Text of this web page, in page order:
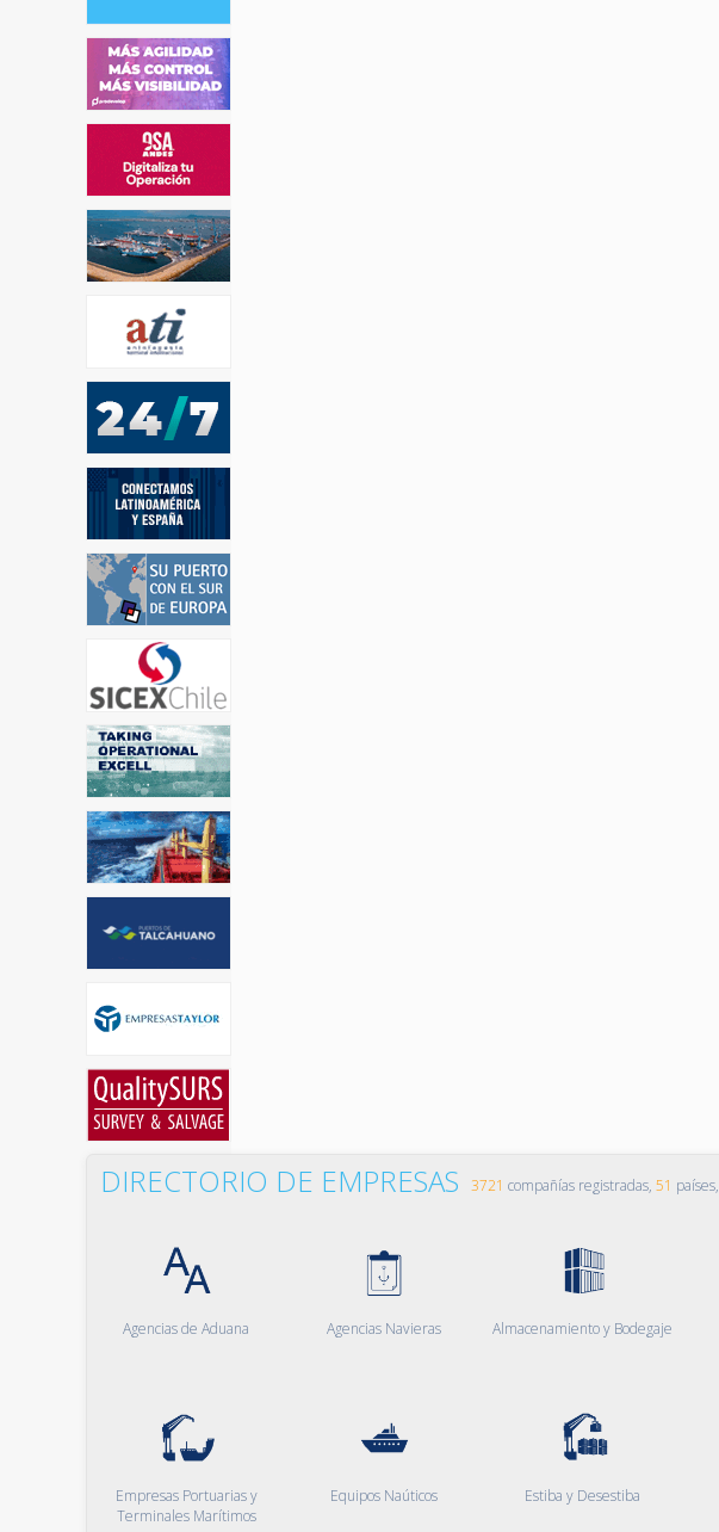
DIRECTORIO DE EMPRESAS 3721 compañías registradas, 51 países,
Agencias de Aduana Agencias Navieras Almacenamiento y Bodegaje
Empresas Portuarias y
Terminales Marítimos
Equipos Naúticos Estiba y Desestiba